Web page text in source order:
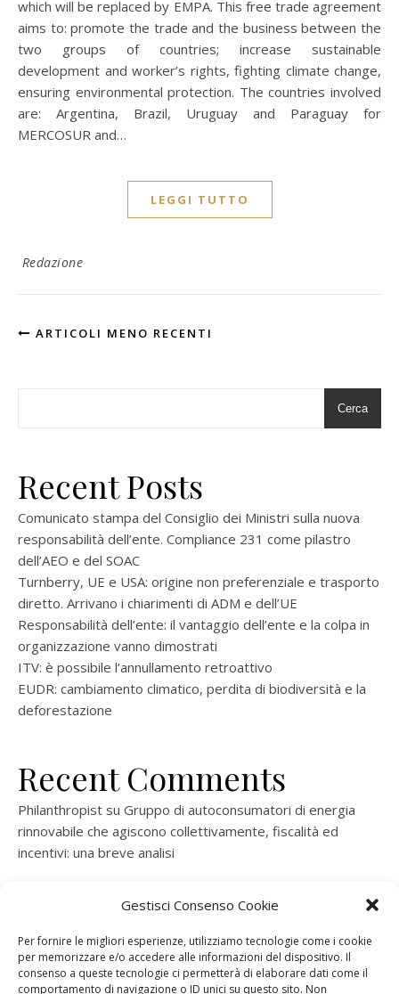
Gestisci Consenso Cookie
Per fornire le migliori esperienze, utilizziamo tecnologie come i cookie
per memorizzare e/o accedere alle informazioni del dispositivo. Il
consenso a queste tecnologie ci permetterà di elaborare dati come il
comportamento di navigazione o ID unici su questo sito. Non
which will be replaced by EMPA. This free trade agreement
aims to: promote the trade and the business between the
two groups of countries; increase sustainable
development and worker’s rights, fighting climate change,
ensuring environmental protection. The countries involved
are: Argentina, Brazil, Uruguay and Paraguay for
MERCOSUR and…
LEGGI TUTTO
Redazione
ARTICOLI MENO RECENTI
Cerca
Recent Posts
Comunicato stampa del Consiglio dei Ministri sulla nuova
responsabilità dell’ente. Compliance 231 come pilastro
dell’AEO e del SOAC
Turnberry, UE e USA: origine non preferenziale e trasporto
diretto. Arrivano i chiarimenti di ADM e dell’UE
Responsabilità dell’ente: il vantaggio dell’ente e la colpa in
organizzazione vanno dimostrati
ITV: è possibile l’annullamento retroattivo
EUDR: cambiamento climatico, perdita di biodiversità e la
deforestazione
Recent Comments
Philanthropist su Gruppo di autoconsumatori di energia
rinnovabile che agiscono collettivamente, fiscalità ed
incentivi: una breve analisi
rinnovabile che agiscono collettivamente, fiscalità ed
ramatogelsuGruppo di autoconsumatori di energia
rinnovabile che agiscono collettivamente, fiscalità ed